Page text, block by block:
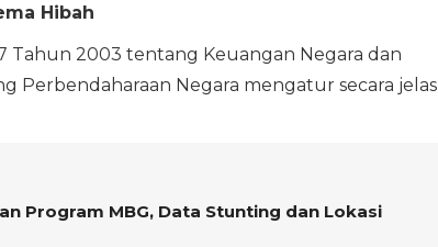
Hibah
Tahun 2003 tentang Keuangan Negara dan
Perbendaharaan Negara mengatur secara jelas
Program MBG, Data Stunting dan Lokasi